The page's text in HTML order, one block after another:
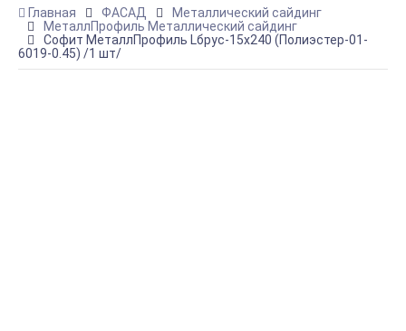
Главная ФАСАД
Металлический сайдинг
МеталлПрофиль Металлический сайдинг
Софит МеталлПрофиль Lбрус-15х240 (Полиэстер-01-
6019-0.45) /1 шт/